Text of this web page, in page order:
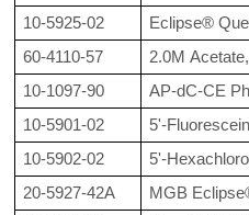
10-5925-02
Eclipse®
60-4110-57
2.0M
10-1097-90
AP-dC-CE
10-5901-02
5'-
10-5902-02
5'-
20-5927-42A
MGB